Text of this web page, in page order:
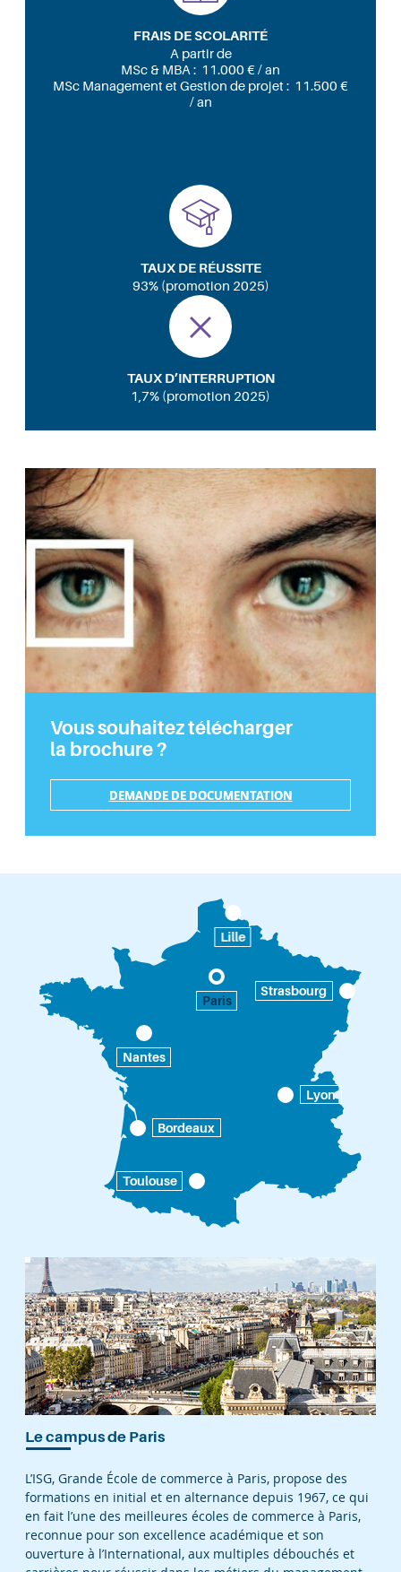
FRAIS DE SCOLARITÉ
A partir de
MSc & MBA : 11.000 € / an
MSc Management et Gestion de projet : 11.500 €
/ an
TAUX DE RÉUSSITE
93% (promotion 2025)
TAUX D’INTERRUPTION
1,7% (promotion 2025)
Vous souhaitez télécharger
la brochure ?
DEMANDE DE DOCUMENTATION
Paris
Bordeaux
Lille
Lyon
Nantes
Strasbourg
Toulouse
Le campus de Paris
L’ISG, Grande École de commerce à Paris, propose des
formations en initial et en alternance depuis 1967, ce qui
en fait l’une des meilleures écoles de commerce à Paris,
reconnue pour son excellence académique et son
ouverture à l’International, aux multiples débouchés et